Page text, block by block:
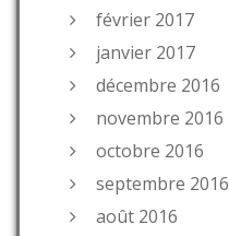
février 2017
janvier 2017
décembre 2016
novembre 2016
octobre 2016
septembre 2016
août 2016